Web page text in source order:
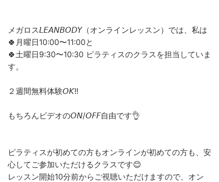
メガロス𝘓𝘌𝘈𝘕𝘉𝘖𝘋𝘠（オンラインレッスン）では、私は
🍀月曜日10:00〜11:00と
🍀土曜日9:30〜10:30 ピラティスのクラスを担当していま
す。
２週間無料体験𝘖𝘒!!
もちろんビデオの𝘖𝘕/𝘖𝘍𝘍自由です👌
ピラティスが初めての方もオンラインが初めての方も、安
心してご参加いただけるクラスです😊
レッスン開始10分前からご視聴いただけますので、オン